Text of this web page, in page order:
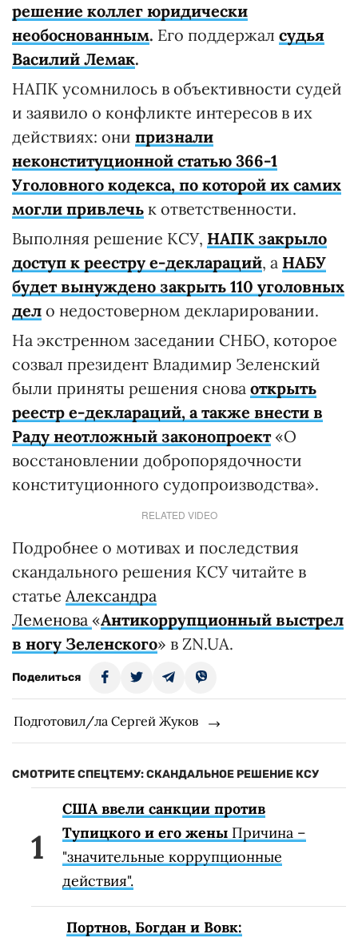
решение коллег юридически
необоснованным. Его поддержал судья
Василий Лемак.
НАПК усомнилось в объективности судей
и заявило о конфликте интересов в их
действиях: они признали
неконституционной статью 366-1
Уголовного кодекса, по которой их самих
могли привлечь к ответственности.
Выполняя решение КСУ, НАПК закрыло
доступ к реестру е-деклараций, а НАБУ
будет вынуждено закрыть 110 уголовных
дел о недостоверном декларировании.
На экстренном заседании СНБО, которое
созвал президент Владимир Зеленский
были приняты решения снова открыть
реестр е-деклараций, а также внести в
Раду неотложный законопроект«О
восстановлении добропорядочности
конституционного судопроизводства».
RELATED VIDEO
Подробнее о мотивах и последствия
скандального решения КСУ читайте в
статье Александра
Леменова «Антикоррупционный выстрел
в ногу Зеленского» в ZN.UA.
Поделиться
Подготовил/ла Сергей Жуков
СМОТРИТЕ СПЕЦТЕМУ: СКАНДАЛЬНОЕ РЕШЕНИЕ КСУ
США ввели санкции против
Тупицкого и его жены Причина –
"значительные коррупционные
действия".
Портнов, Богдан и Вовк: